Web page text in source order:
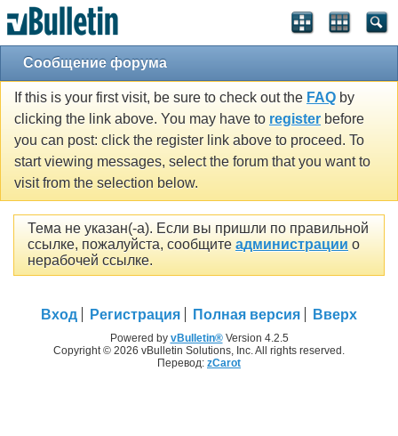
Сообщение форума
If this is your first visit, be sure to check out the FAQ by
clicking the link above. You may have to register before
you can post: click the register link above to proceed. To
start viewing messages, select the forum that you want to
visit from the selection below.
Тема не указан(-а). Если вы пришли по правильной
ссылке, пожалуйста, сообщите администрации о
нерабочей ссылке.
Вход Регистрация Полная версия Вверх
Powered by vBulletin®Version 4.2.5
Copyright © 2026 vBulletin Solutions, Inc. All rights reserved.
Перевод: zCarot